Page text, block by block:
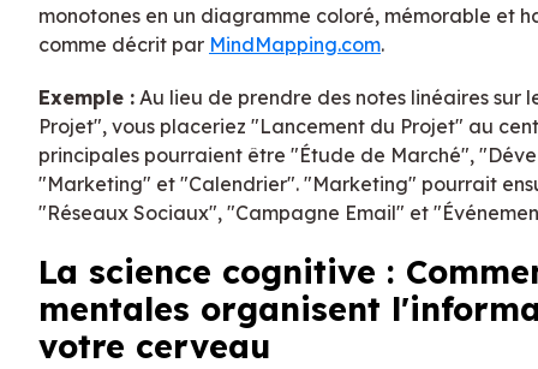
monotones en un diagramme coloré, mémorable et
comme décrit par MindMapping.com.
Exemple : Au lieu de prendre des notes linéaires sur
Projet", vous placeriez "Lancement du Projet" au
principales pourraient être "Étude de Marché",
"Marketing" et "Calendrier". "Marketing" pourrait
"Réseaux Sociaux", "Campagne Email" et
La science cognitive :
mentales organisent
votre cerveau